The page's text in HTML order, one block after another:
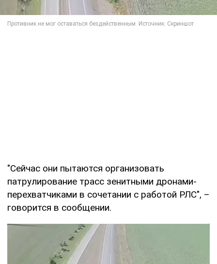
"Сейчас они пытаются организовать
патрулирование трасс зенитными дронами-
перехватчиками в сочетании с работой РЛС", –
говорится в сообщении.